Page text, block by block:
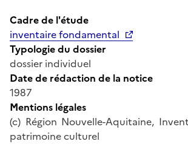
Cadre de l'étude
inventaire fondamental
Typologie du dossier
dossier individuel
Date de rédaction de la notice
1987
Mentions légales
(c) Région Nouvelle-Aquitaine,
patrimoine culturel